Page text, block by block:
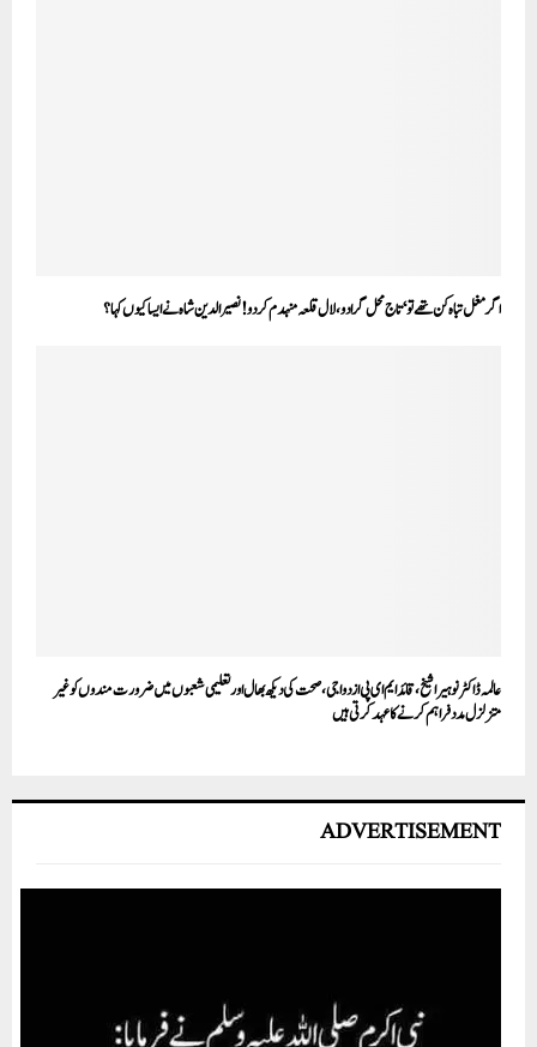
اگر مغل تباہ کن تھے تو ‘تاج محل گرا دو، لال قلعہ منہدم کر دو! نصیر الدین شاہ نے ایسا کیوں کہا؟
عالمہ ڈاکٹر نوہیرا شیخ، قائد ایم ای پی ازدواجی، صحت کی دیکھ بھال اور تعلیمی شعبوں میں ضرورت مندوں کو غیر
متزلزل مدد فراہم کرنے کا عہد کرتی ہیں
ADVERTISEMENT